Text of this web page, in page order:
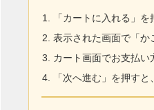
「カートに入れる」を
表示された画面で「か
カート画面でお支払い
「次へ進む」を押す